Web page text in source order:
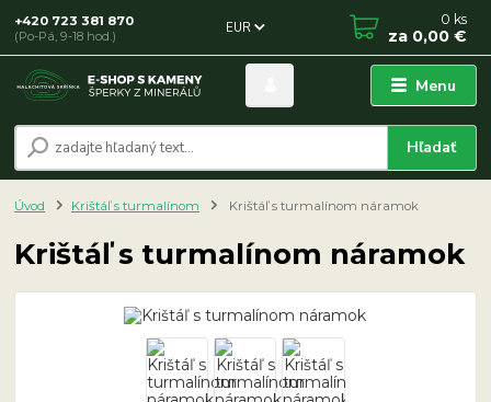
Menu
EUR
Hľadať
+420 723 381 870
(Po-Pá, 9-18 hod.)
0 ks
za 0,00 €
Úvod Krištáľ s turmalínom Krištáľ s turmalínom náramok
Krištáľ s turmalínom náramok